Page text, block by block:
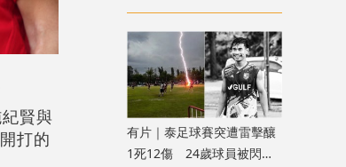
賢與
打的
劃實施恐襲等情形
有片｜泰足球賽突遭雷擊釀
1死12傷 24歲球員被閃電